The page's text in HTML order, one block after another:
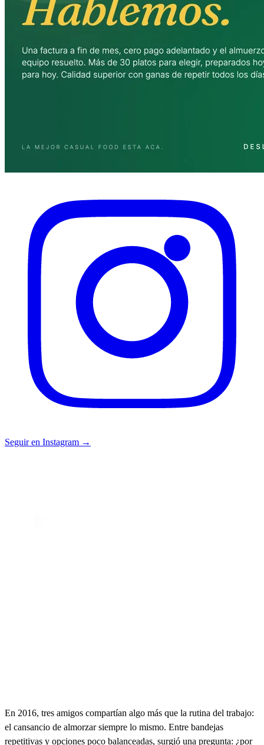
Seguir en Instagram →
En 2016, tres amigos compartían algo más que la rutina del trabajo:
el cansancio de almorzar siempre lo mismo. Entre bandejas
repetitivas y opciones poco balanceadas, surgió una pregunta: ¿por